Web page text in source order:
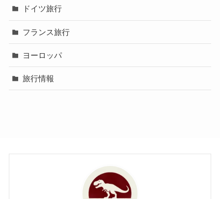
ドイツ旅行
フランス旅行
ヨーロッパ
旅行情報